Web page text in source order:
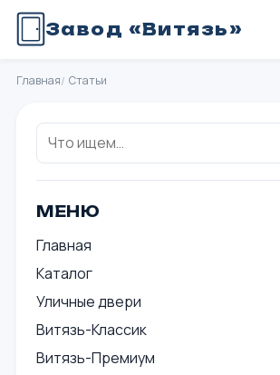
Завод «Витязь»
Главная Статьи
Поиск:
МЕНЮ
Главная
Каталог
Уличные двери
Витязь-Классик
Витязь-Премиум